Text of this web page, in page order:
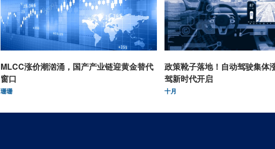
MLCC涨价潮汹涌，国产产业链迎黄金替代
窗口
珊珊
政策靴子落地！自动驾驶集体
驾新时代开启
十月